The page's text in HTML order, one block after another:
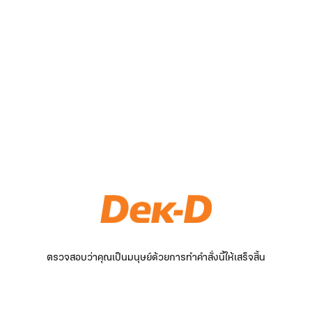
ตรวจสอบว่าคุณเป็นมนุษย์ด้วยการทำคำสั่งนี้ให้เสร็จสิ้น